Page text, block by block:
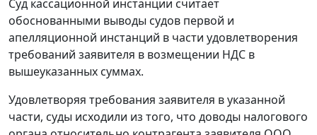
Суд кассационной инстанции считает
обоснованными выводы судов первой и
апелляционной инстанций в части удовлетворения
требований заявителя в возмещении НДС в
вышеуказанных суммах.
Удовлетворяя требования заявителя в указанной
части, суды исходили из того, что доводы налогового